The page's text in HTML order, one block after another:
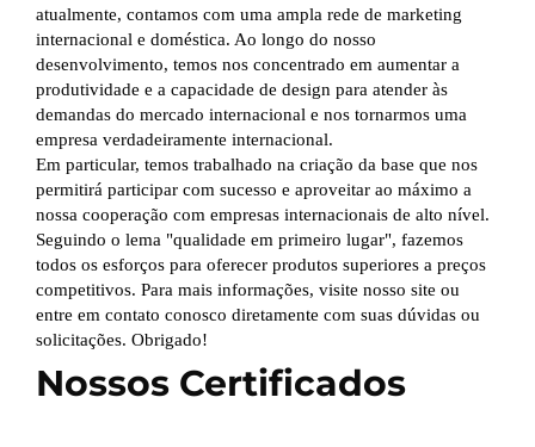
atualmente, contamos com uma ampla rede de marketing
internacional e doméstica. Ao longo do nosso
desenvolvimento, temos nos concentrado em aumentar a
produtividade e a capacidade de design para atender às
demandas do mercado internacional e nos tornarmos uma
empresa verdadeiramente internacional.
Em particular, temos trabalhado na criação da base que nos
permitirá participar com sucesso e aproveitar ao máximo a
nossa cooperação com empresas internacionais de alto nível.
Seguindo o lema "qualidade em primeiro lugar", fazemos
todos os esforços para oferecer produtos superiores a preços
competitivos. Para mais informações, visite nosso site ou
entre em contato conosco diretamente com suas dúvidas ou
solicitações. Obrigado!
Nossos Certificados